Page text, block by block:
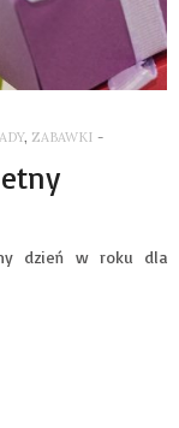
, ZABAWKI -
dzień w roku dla